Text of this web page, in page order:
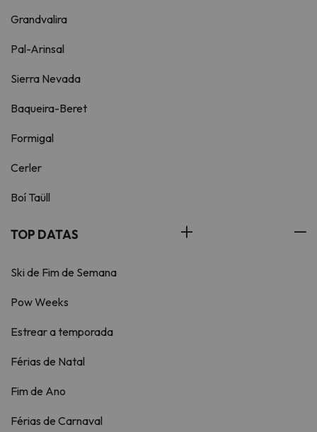
Grandvalira
Pal-Arinsal
Sierra Nevada
Baqueira-Beret
Formigal
Cerler
Boí Taüll
TOP DATAS
Ski de Fim de Semana
Pow Weeks
Estrear a temporada
Férias de Natal
Fim de Ano
Férias de Carnaval